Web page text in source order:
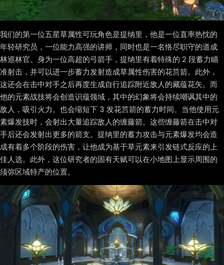
我们的第一位五星草属性可玩角色是提纳里，他是一位直率热忱的
年轻研究员，一位能力高强的讲师，同时也是一名恪尽职守的道成
林巡林官。身为一位高超的弓箭手，提纳里有着特殊的 2 段蓄力瞄
准射击，并可以进一步蓄力发射造成草属性伤害的花筥箭。此外，
这还会在击中对手之后再度生成自行追踪附近敌人的藏蕴花矢。而
他的元素战技将会创造识蕴领域，其中的幻象将会持续嘲讽其中的
敌人，吸引火力。也会缩短下 3 发花筥箭的蓄力时间。当他使用元
素爆发技时，会射出大量追踪敌人的缠藤箭。这些缠藤箭在击中对
手后还会发射出更多的箭支。提纳里的蓄力攻击与元素爆发均会造
成有着多个阶段的伤害，让他成为基于草元素来引发链式反应的上
佳人选。此外，这位研究者的固有天赋可以在小地图上显示周围的
须弥区域特产的位置。